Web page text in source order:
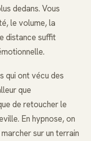
dedans. Vous
le volume, la
distance suffit
qui ont vécu des
que
de retoucher le
En hypnose, on
sur un terrain